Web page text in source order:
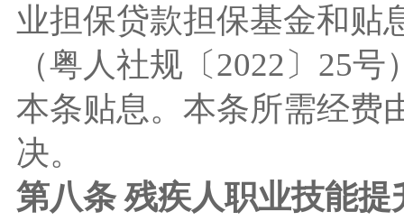
业担保贷款担保基金和贴
（粤人社规〔2022〕25
本条贴息。本条所需经费
决。
第八条 残疾人职业技能提